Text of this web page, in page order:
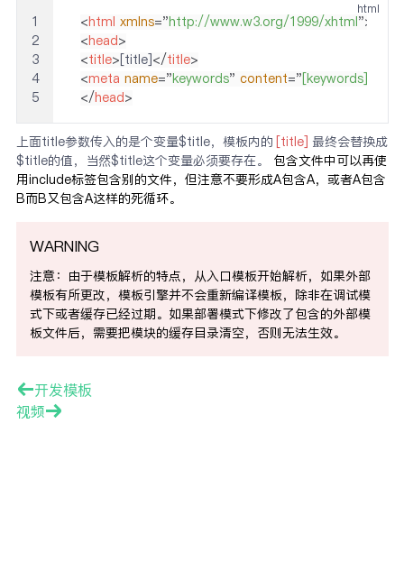
<html xmlns="http://www.w3.org/1999/xhtml">
<head>
<title>[title]</title>
<meta name="keywords" content="[keywords]
</head>
1
2
3
4
5
html
上面title参数传入的是个变量$title，模板内的 [title] 最终会替换成
$title的值，当然$title这个变量必须要存在。 包含文件中可以再使
用include标签包含别的文件，但注意不要形成A包含A，或者A包含
B而B又包含A这样的死循环。
WARNING
注意：由于模板解析的特点，从入口模板开始解析，如果外部
模板有所更改，模板引擎并不会重新编译模板，除非在调试模
式下或者缓存已经过期。如果部署模式下修改了包含的外部模
板文件后，需要把模块的缓存目录清空，否则无法生效。
开发模板
视频